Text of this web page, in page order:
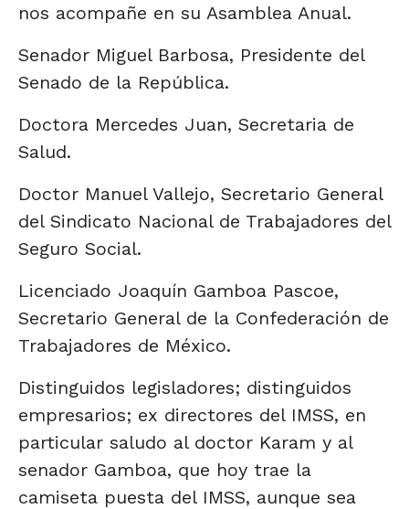
nos acompañe en su Asamblea Anual.
Senador Miguel Barbosa, Presidente del
Senado de la República.
Doctora Mercedes Juan, Secretaria de
Salud.
Doctor Manuel Vallejo, Secretario General
del Sindicato Nacional de Trabajadores del
Seguro Social.
Licenciado Joaquín Gamboa Pascoe,
Secretario General de la Confederación de
Trabajadores de México.
Distinguidos legisladores; distinguidos
empresarios; ex directores del IMSS, en
particular saludo al doctor Karam y al
senador Gamboa, que hoy trae la
camiseta puesta del IMSS, aunque sea